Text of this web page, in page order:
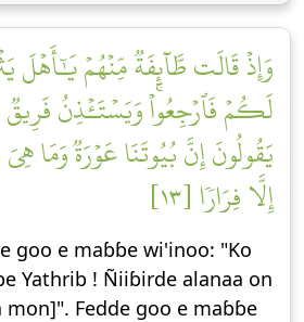
وَإِذۡ قَالَت طَّآئِفَةٞ مِّنۡهُمۡ يَٰٓأَهۡلَ
لَكُمۡ فَٱرۡجِعُواْۚ وَيَسۡتَـٔۡذِنُ فَرِيقٞ
يَقُولُونَ إِنَّ بُيُوتَنَا عَوۡرَةٞ وَمَا
إِلَّا فِرَارٗا [١٣]
goo e maɓɓe wi'inoo: "Ko
Yathrib ! Ñiiɓirde alanaa on
Fedde goo e maɓɓe